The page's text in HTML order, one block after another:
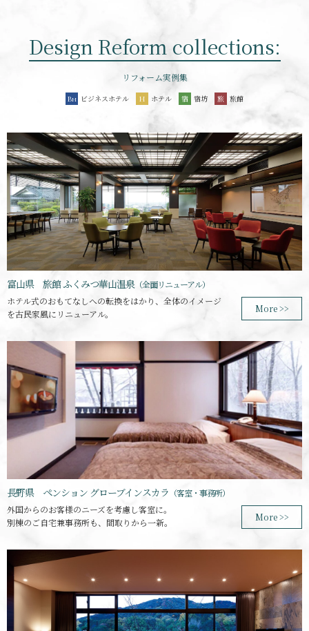
Design Reform collections:
リフォーム実例集
BH ビジネスホテル H ホテル 宿 宿坊 旅 旅館
富山県 旅館 ふくみつ華山温泉 （全面リニューアル）
ホテル式のおもてなしへの転換をはかり、全体のイメージ
を古民家風にリニューアル。
More >>
長野県 ペンション グローブインスカラ （客室・事務所）
外国からのお客様のニーズを考慮し客室に。
別棟のご自宅兼事務所も、間取りから一新。
More >>